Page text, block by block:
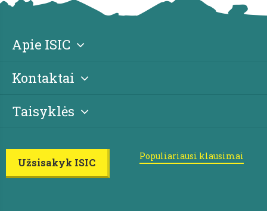
Apie ISIC
Kontaktai
Taisyklės
Užsisakyk ISIC
Populiariausi klausimai